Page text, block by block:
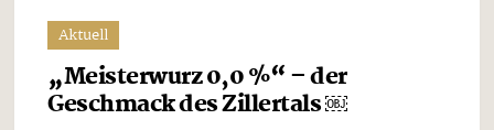
Aktuell
„Meisterwurz 0,0 %“ – der
Geschmack des Zillertals ￼